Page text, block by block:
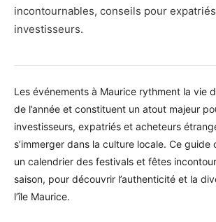
incontournables, conseils pour
investisseurs.
Les événements à Maurice rythment la vie
de l’année et constituent un atout majeur
investisseurs, expatriés et acheteurs
s’immerger dans la culture locale. Ce
un calendrier des festivals et fêtes
saison, pour découvrir l’authenticité et la
l’île Maurice.